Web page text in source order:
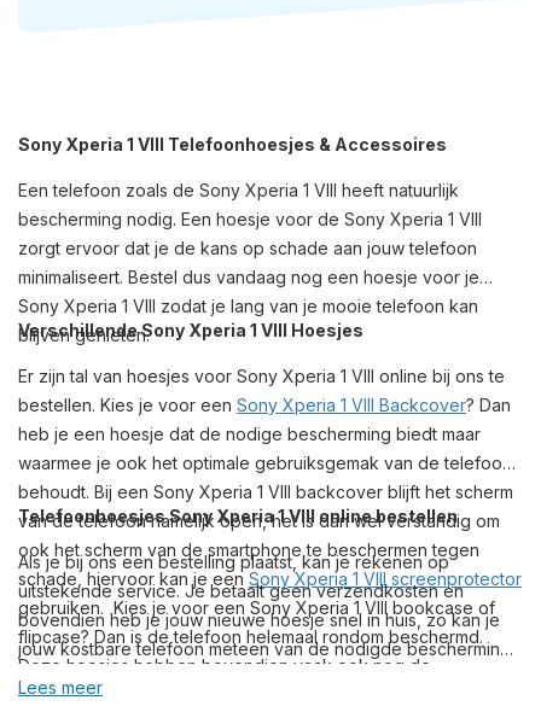
Sony Xperia 1 VIII Telefoonhoesjes & Accessoires
Een telefoon zoals de Sony Xperia 1 VIII heeft natuurlijk
bescherming nodig. Een hoesje voor de Sony Xperia 1 VIII
zorgt ervoor dat je de kans op schade aan jouw telefoon
minimaliseert. Bestel dus vandaag nog een hoesje voor je
Sony Xperia 1 VIII zodat je lang van je mooie telefoon kan
blijven genieten.
Verschillende Sony Xperia 1 VIII Hoesjes
Er zijn tal van hoesjes voor Sony Xperia 1 VIII online bij ons te
bestellen. Kies je voor een Sony Xperia 1 VIII Backcover? Dan
heb je een hoesje dat de nodige bescherming biedt maar
waarmee je ook het optimale gebruiksgemak van de telefoon
behoudt. Bij een Sony Xperia 1 VIII backcover blijft het scherm
van de telefoon namelijk open, het is dan wel verstandig om
ook het scherm van de smartphone te beschermen tegen
schade, hiervoor kan je een Sony Xperia 1 VIII screenprotector
gebruiken. Kies je voor een Sony Xperia 1 VIII bookcase of
flipcase? Dan is de telefoon helemaal rondom beschermd.
Deze hoesjes hebben bovendien vaak ook nog de
mogelijkheid om pasjes aan de binnenkant van het hoesje op
Telefoonhoesjes Sony Xperia 1 VIII online bestellen
Als je bij ons een bestelling plaatst, kan je rekenen op
uitstekende service. Je betaalt geen verzendkosten en
bovendien heb je jouw nieuwe hoesje snel in huis, zo kan je
jouw kostbare telefoon meteen van de nodigde bescherming
voorzien. Naast telefoonhoesjes vind je bij ons ook een ruim
Lees meer